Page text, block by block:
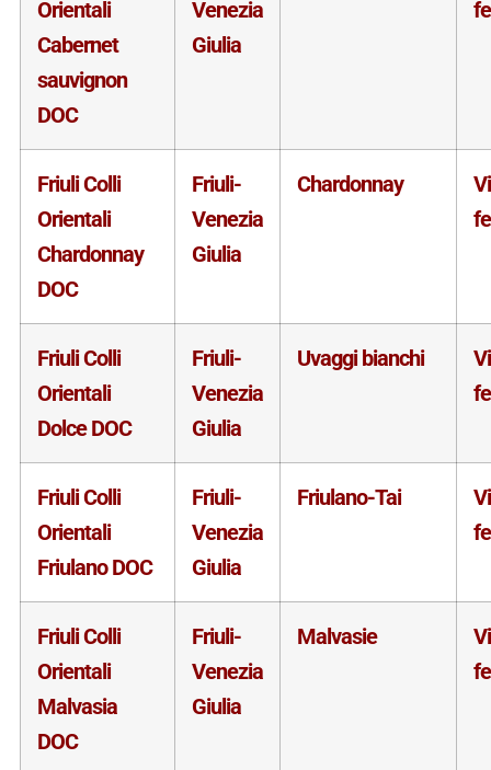
Orientali
Cabernet
sauvignon
DOC
Venezia
Giulia
Friuli Colli
Orientali
Chardonnay
DOC
Friuli-
Venezia
Giulia
Chardonnay
Friuli Colli
Orientali
Dolce DOC
Friuli-
Venezia
Giulia
Uvaggi bianchi
Friuli Colli
Orientali
Friulano DOC
Friuli-
Venezia
Giulia
Friulano-Tai
Friuli Colli
Orientali
Malvasia
DOC
Friuli-
Venezia
Giulia
Malvasie